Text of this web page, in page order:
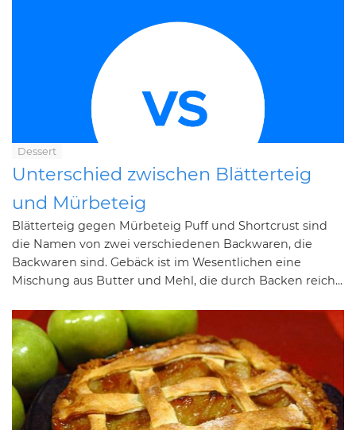
Dessert
Unterschied zwischen Blätterteig
und Mürbeteig
Blätterteig gegen Mürbeteig Puff und Shortcrust sind
die Namen von zwei verschiedenen Backwaren, die
Backwaren sind. Gebäck ist im Wesentlichen eine
Mischung aus Butter und Mehl, die durch Backen reich...